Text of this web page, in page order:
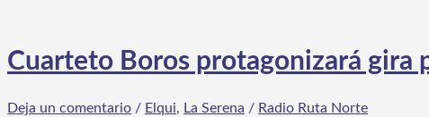
Cuarteto Boros protagonizará gira
Deja un comentario / Elqui, La Serena / Radio Ruta Norte